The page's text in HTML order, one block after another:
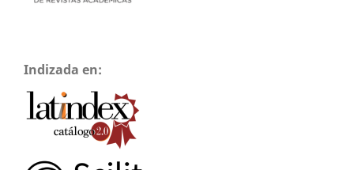
Indizada en: